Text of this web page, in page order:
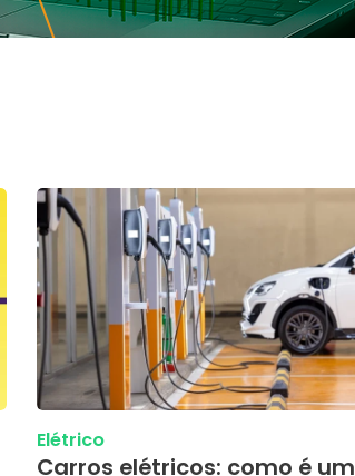
Elétrico
Carros elétricos: como é um